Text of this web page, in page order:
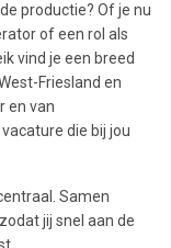
productie? Of je nu
of een rol als
vind je een breed
Friesland en
en van
die bij jou
Samen
jij snel aan de